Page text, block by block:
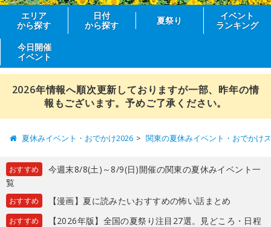
エリア
から探す
日付
から探す
夏祭り
イベント
ランキング
今日開催
イベント
2026年情報へ順次更新しておりますが一部、昨年の情
報もございます。予めご了承ください。
夏休みイベント・おでかけ2026 関東の夏休みイベント・おでかけ
おすすめ
今週末8/8(土)～8/9(日)開催の関東の夏休みイベント一
覧
おすすめ 【漫画】夏に読みたいおすすめの怖い話まとめ
おすすめ
【2026年版】全国の夏祭り注目27選。見どころ・日程